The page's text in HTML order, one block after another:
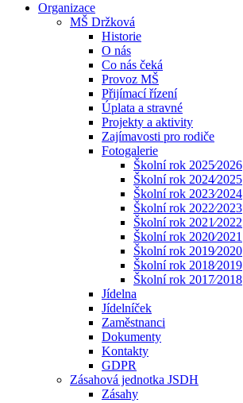
Organizace
MŠ Držková
Historie
O nás
Co nás čeká
Provoz MŠ
Přijímací řízení
Úplata a stravné
Projekty a aktivity
Zajímavosti pro rodiče
Fotogalerie
Školní rok 2025⁄2026
Školní rok 2024⁄2025
Školní rok 2023⁄2024
Školní rok 2022⁄2023
Školní rok 2021⁄2022
Školní rok 2020⁄2021
Školní rok 2019⁄2020
Školní rok 2018⁄2019
Školní rok 2017⁄2018
Jídelna
Jídelníček
Zaměstnanci
Dokumenty
Kontakty
GDPR
Zásahová jednotka JSDH
Zásahy